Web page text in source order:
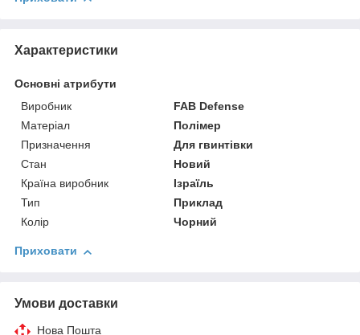
Характеристики
Основні атрибути
Виробник
FAB Defense
Матеріал
Полімер
Призначення
Для гвинтівки
Стан
Новий
Країна виробник
Ізраїль
Тип
Приклад
Колір
Чорний
Приховати
Умови доставки
Нова Пошта